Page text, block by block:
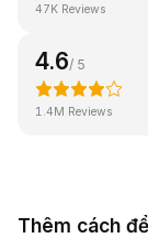
47K Reviews
4.6/ 5
1.4M Reviews
Thêm cách